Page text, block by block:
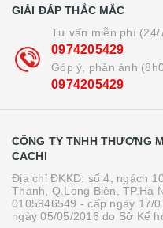
GIẢI ĐÁP THẮC MẮC
Tư vấn miễn phí (24/
0974205429
Góp ý, phản ánh
0974205429
CÔNG TY TNHH THƯƠNG
CACHI
Địa chỉ ĐKKD: số 4, ngách
Thanh, Q.Long Biên, TP.Hà
0105946549 - cấp ngày 17/
ngày 05/05/2016 do Sở Kế